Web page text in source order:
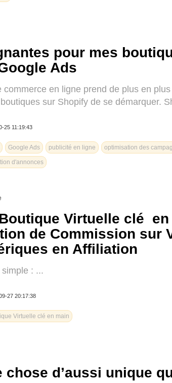
pour mes
Ads
en ligne prend de plus en plus
sur Shopify de se démarquer.
25 11:19:43
Google Ads publicité en ligne optimisation des
d'annonces
Virtuelle clé en
de Commission sur
en Affiliation
: ...
27 20:17:38
Virtuelle clé en main
chose d’aussi unique